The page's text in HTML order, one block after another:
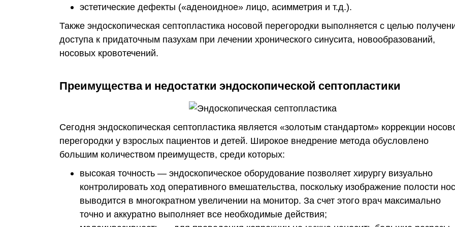
эстетические дефекты («аденоидное» лицо, асимметрия и т.д.).
Также эндоскопическая септопластика носовой перегородки выполняется с целью
доступа к придаточным пазухам при лечении хронического синусита, новообразований,
носовых кровотечений.
Преимущества и недостатки эндоскопической септопластики
Сегодня эндоскопическая септопластика является «золотым стандартом» коррекции
перегородки у взрослых пациентов и детей. Широкое внедрение метода обусловлено
большим количеством преимуществ, среди которых:
высокая точность — эндоскопическое оборудование позволяет хирургу визуально
контролировать ход оперативного вмешательства, поскольку изображение полости
выводится в многократном увеличении на монитор. За счет этого врач максимально
точно и аккуратно выполняет все необходимые действия;